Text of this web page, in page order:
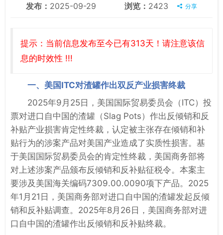
发布： 2025-09-29 浏览： 2423 分享
提示：当前信息发布至今已有313天！请注意该信
息的时效性 !!!
一、美国ITC对渣罐作出双反产业损害终裁
2025年9月25日，美国国际贸易委员会（ITC）投
票对进口自中国的渣罐（Slag Pots）作出反倾销和反
补贴产业损害肯定性终裁，认定被主张存在倾销和补
贴行为的涉案产品对美国产业造成了实质性损害。基
于美国国际贸易委员会的肯定性终裁，美国商务部将
对上述涉案产品颁布反倾销和反补贴征税令。本案主
要涉及美国海关编码7309.00.0090项下产品。2025
年1月21日，美国商务部对进口自中国的渣罐发起反倾
销和反补贴调查。2025年8月26日，美国商务部对进
口自中国的渣罐作出反倾销和反补贴终裁。